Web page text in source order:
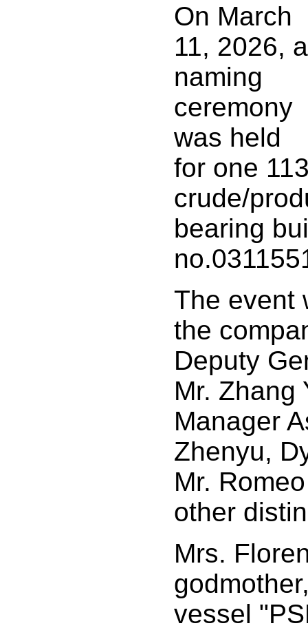
On March
11, 2026, a
naming
ceremony
was held
for one
crude/
bearing
The event
the
Deputy
Mr. Zhang
Manager
Zhenyu,
Mr.
other
Mrs.
vessel